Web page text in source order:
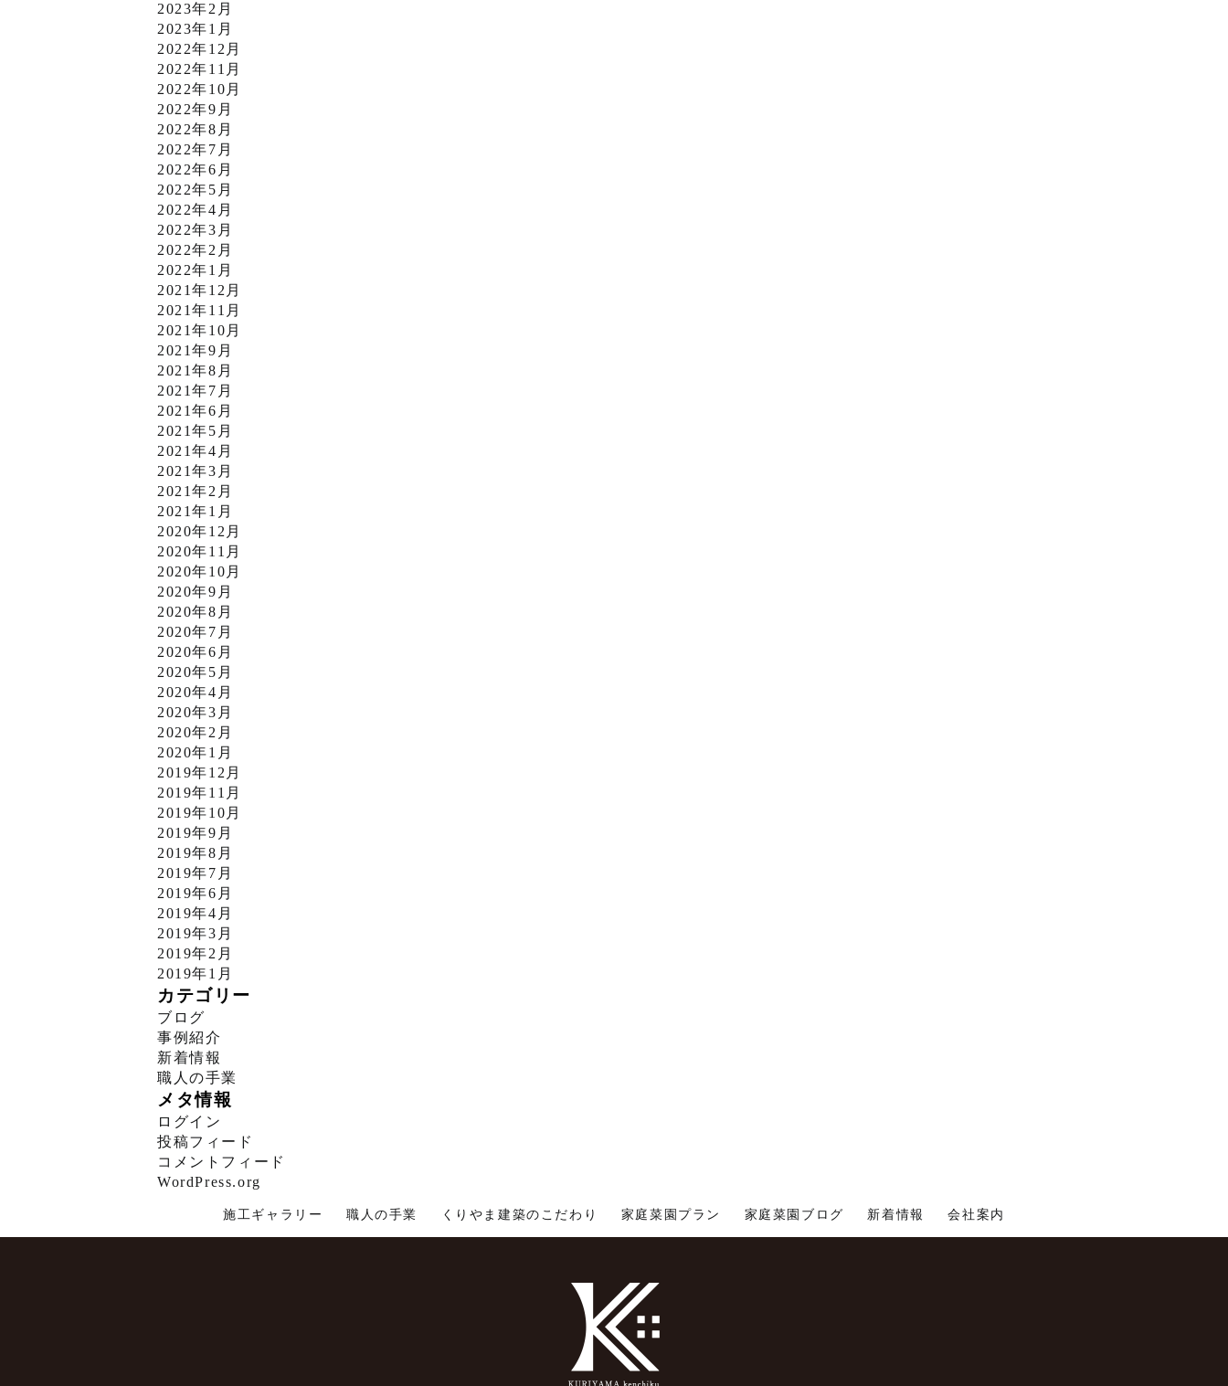
2023年2月
2023年1月
2022年12月
2022年11月
2022年10月
2022年9月
2022年8月
2022年7月
2022年6月
2022年5月
2022年4月
2022年3月
2022年2月
2022年1月
2021年12月
2021年11月
2021年10月
2021年9月
2021年8月
2021年7月
2021年6月
2021年5月
2021年4月
2021年3月
2021年2月
2021年1月
2020年12月
2020年11月
2020年10月
2020年9月
2020年8月
2020年7月
2020年6月
2020年5月
2020年4月
2020年3月
2020年2月
2020年1月
2019年12月
2019年11月
2019年10月
2019年9月
2019年8月
2019年7月
2019年6月
2019年4月
2019年3月
2019年2月
2019年1月
カテゴリー
ブログ
事例紹介
新着情報
職人の手業
メタ情報
ログイン
投稿フィード
コメントフィード
WordPress.org
施工ギャラリー 職人の手業 くりやま建築のこだわり 家庭菜園プラン 家庭菜園ブログ 新着情報 会社案内